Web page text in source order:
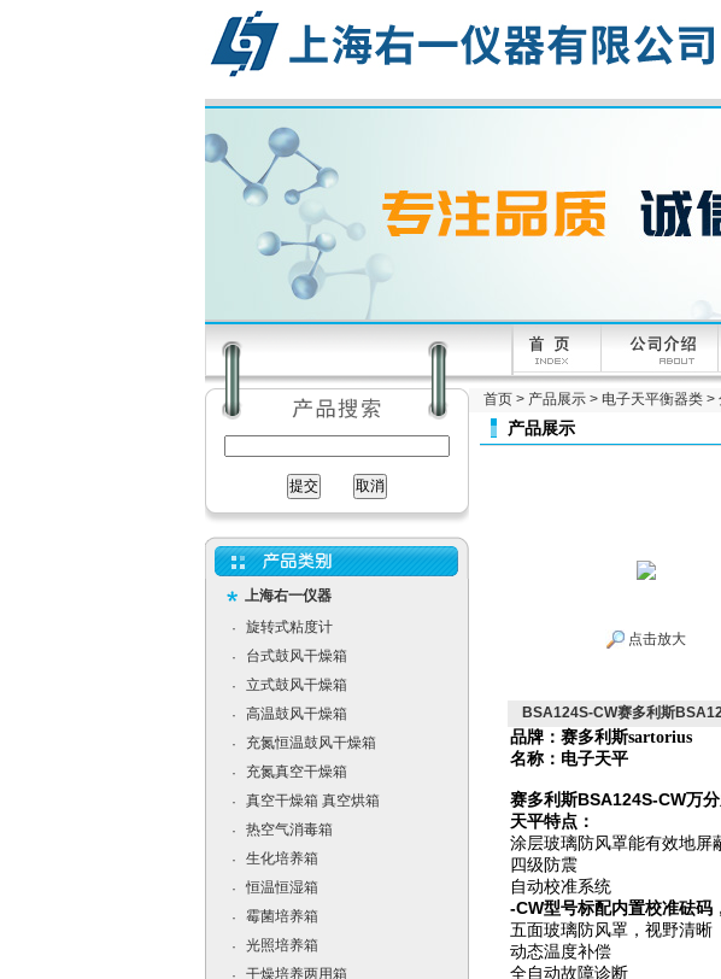
上海右一仪器
·
旋转式粘度计
·
台式鼓风干燥箱
·
立式鼓风干燥箱
·
高温鼓风干燥箱
·
充氮恒温鼓风干燥箱
·
充氮真空干燥箱
·
真空干燥箱 真空烘箱
·
热空气消毒箱
·
生化培养箱
·
恒温恒湿箱
·
霉菌培养箱
·
光照培养箱
·
干燥培养两用箱
首页 > 产品展示 > 电子天平衡器类 >
产品展示
点击放大
BSA124S-CW赛多利斯
品牌：赛多利斯sartorius
名称：电子天平
赛多利斯BSA124S-CW万
天平特点：
涂层玻璃防风罩能有效地屏
四级防震
自动校准系统
-CW型号标配内置校准砝码
五面玻璃防风罩，视野清晰
动态温度补偿
全自动故障诊断